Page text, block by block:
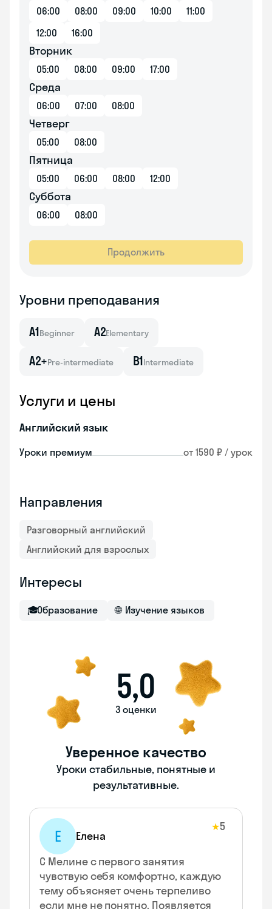
06:00 08:00 09:00 10:00
11:00
12:00
16:00
Вторник
05:00 08:00 09:00 17:00
Среда
06:00 07:00 08:00
Четверг
05:00 08:00
Пятница
05:00 06:00 08:00 12:00
Суббота
06:00 08:00
Продолжить
Уровни преподавания
A1Beginner A2Elementary
A2+Pre-intermediate B1Intermediate
Услуги и цены
Английский язык
Уроки премиум от 1590 ₽ / урок
Направления
Разговорный английский
Английский для взрослых
Интересы
🎓Образование 🌐 Изучение языков
5,0
3 оценки
Уверенное качество
Уроки стабильные, понятные и
результативные.
Е Елена
★5
С Мелине с первого занятия
чувствую себя комфортно, каждую
тему объясняет очень терпеливо
если мне не понятно. Появляется